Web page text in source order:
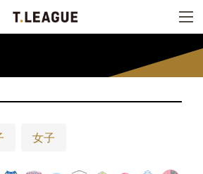
女子